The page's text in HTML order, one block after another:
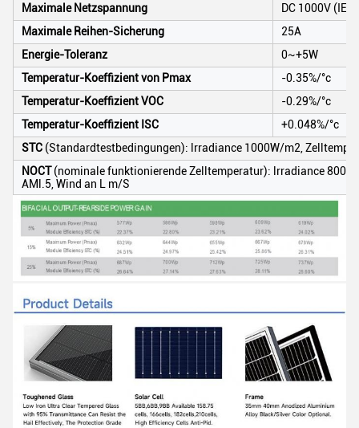
Maximale Netzspannung
DC 1000V
Maximale Reihen-Sicherung
25A
Energie-Toleranz
0~+5W
Temperatur-Koeffizient von Pmax
-0.35%/°c
Temperatur-Koeffizient VOC
-0.29%/°c
Temperatur-Koeffizient ISC
+0.048%/°c
STC (Standardtestbedingungen): lrradiance 1000W/m2,
NOCT(nominale funktionierende Zelltemperatur): lrradiance
AMl.5, Wind an L m/S